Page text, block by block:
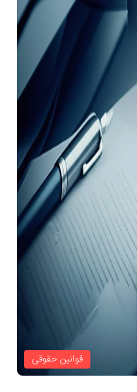
قوانین حقوقی